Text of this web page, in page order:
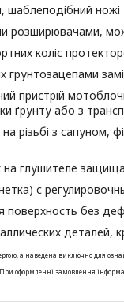
шаблеподібний
розширювачами,
коліс
пристрій
ґрунту або з
різьбі з сапуном,
глушителе
с
поверхность без
а наведена виключно для
оформленні замовлення